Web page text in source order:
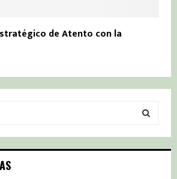
de Atento con la
S